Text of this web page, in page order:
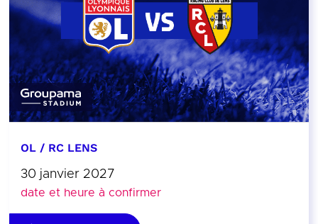
OL / RC LENS
30 janvier 2027
date et heure à confirmer